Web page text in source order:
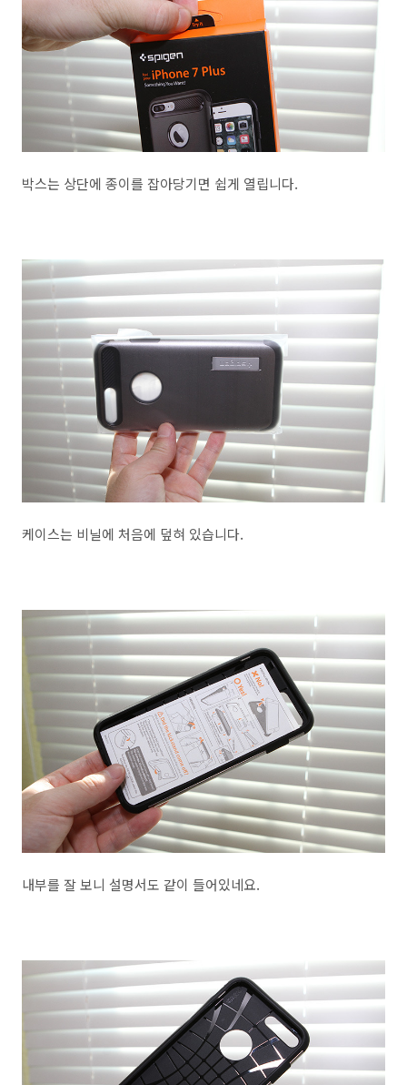
박스는 상단에 종이를 잡아당기면 쉽게 열립니다.
케이스는 비닐에 처음에 덮혀 있습니다.
내부를 잘 보니 설명서도 같이 들어있네요.